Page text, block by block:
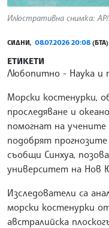
Илюстративна снимка:
СИДНИ, 08.07.2026 20:08 (БТА)
ЕТИКЕТИ
Любопитно Наука и
Морски костенурки,
проследяване и
помогнат на учените
подобрят
съобщи Синхуа,
университет на Нов
Изследователи са
морски костенурки
австралийска